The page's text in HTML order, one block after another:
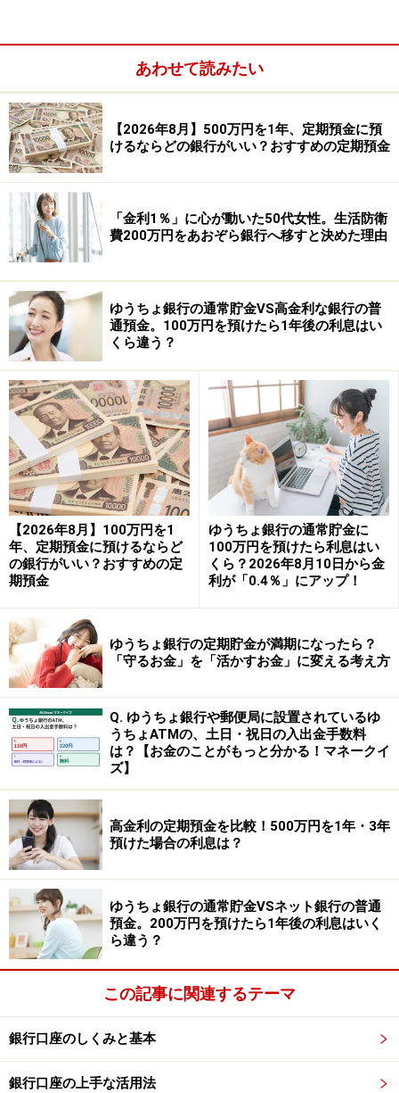
②auじぶん銀行
商品名：円定期預金
金利：1.00％（通常金利年0.40％＋特別金利0.45％
＋現金特典0.15％）
預入期間：1年
預入金額：1万円以上（1円単位）
※「夏の1年もの特別金利＋円預金増やすと優遇キャンペ
ーン」が適用されたケース。対象期間：2025年6月4日～
8月31日。
【特典1】特別金利
1年もの円定期預金に預け入れた場合、通常金利年0.40％
に年0.45％の金利が上乗せされて年0.85％が適用され
る。
【特典2】現金特典
特典1に預け入れた金額のうち、増やした円預金額に対
して、特典1の特別金利に加えて年0.15％で1年間運用し
た際の利息相当額の現金がプレゼントされる。増加額に
は、キャンペーン中に増加した円普通預金の残高も含ま
れる。現金入金は2026年9月下旬の予定。
③東京スター銀行
商品名：スターワン円定期預金プラス＜インターネ
ット限定＞
金利：0.91％
預入期間：1年
預入金額：50万円以上（1円単位）
※「夏のボーナスキャンペーン」が適用されたケース。
対象期間は2025年6月1日～6月30日。募集総額500億円
に到達した時点で取扱終了。抽選で1000名に2000円分の
QUOカードPayも当たる。
あわせて読みたい
【2026年8月】500万円を1年、定期預金に預
けるならどの銀行がいい？おすすめの定期預金
「金利1％」に心が動いた50代女性。生活防衛
費200万円をあおぞら銀行へ移すと決めた理由
ゆうちょ銀行の通常貯金VS高金利な銀行の普
通預金。100万円を預けたら1年後の利息はい
くら違う？
【2026年8月】100万円を1
年、定期預金に預けるならど
の銀行がいい？おすすめの定
期預金
ゆうちょ銀行の通常貯金に
100万円を預けたら利息はい
くら？2026年8月10日から金
利が「0.4％」にアップ！
ゆうちょ銀行の定期貯金が満期になったら？
「守るお金」を「活かすお金」に変える考え方
Q. ゆうちょ銀行や郵便局に設置されているゆ
うちょATMの、土日・祝日の入出金手数料
は？【お金のことがもっと分かる！マネークイ
ズ】
高金利の定期預金を比較！500万円を1年・3年
預けた場合の利息は？
ゆうちょ銀行の通常貯金VSネット銀行の普通
預金。200万円を預けたら1年後の利息はいく
ら違う？
この記事に関連するテーマ
銀行口座のしくみと基本
銀行口座の上手な活用法